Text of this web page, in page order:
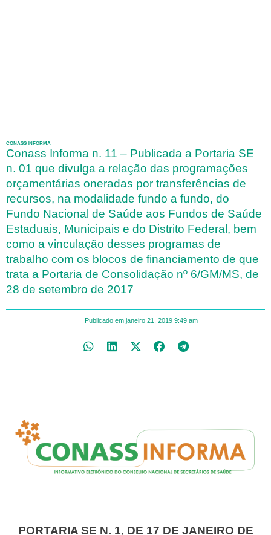
CONASS INFORMA
Conass Informa n. 11 – Publicada a Portaria SE
n. 01 que divulga a relação das programações
orçamentárias oneradas por transferências de
recursos, na modalidade fundo a fundo, do
Fundo Nacional de Saúde aos Fundos de Saúde
Estaduais, Municipais e do Distrito Federal, bem
como a vinculação desses programas de
trabalho com os blocos de financiamento de que
trata a Portaria de Consolidação nº 6/GM/MS, de
28 de setembro de 2017
Publicado em janeiro 21, 2019 9:49 am
PORTARIA SE N. 1, DE 17 DE JANEIRO DE